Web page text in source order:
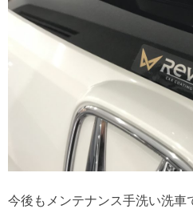
今後もメンテナンス手洗い洗車